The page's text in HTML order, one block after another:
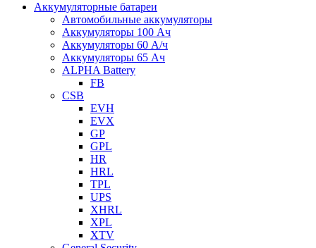
Аккумуляторные батареи
Автомобильные аккумуляторы
Аккумуляторы 100 Ач
Аккумуляторы 60 А/ч
Аккумуляторы 65 Ач
ALPHA Battery
FB
CSB
EVH
EVX
GP
GPL
HR
HRL
TPL
UPS
XHRL
XPL
XTV